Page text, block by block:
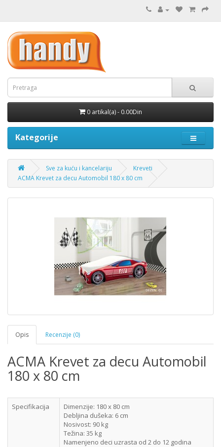
0 artikal(a) - 0.00Din
Kategorije
Sve za kuću i kancelariju
Kreveti
ACMA Krevet za decu Automobil 180 x 80 cm
Opis Recenzije (0)
ACMA Krevet za decu Automobil
180 x 80 cm
Specifikacija
Dimenzije: 180 x 80 cm
Debljina dušeka: 6 cm
Nosivost: 90 kg
Težina: 35 kg
Namenjeno deci uzrasta od 2 do 12 godina